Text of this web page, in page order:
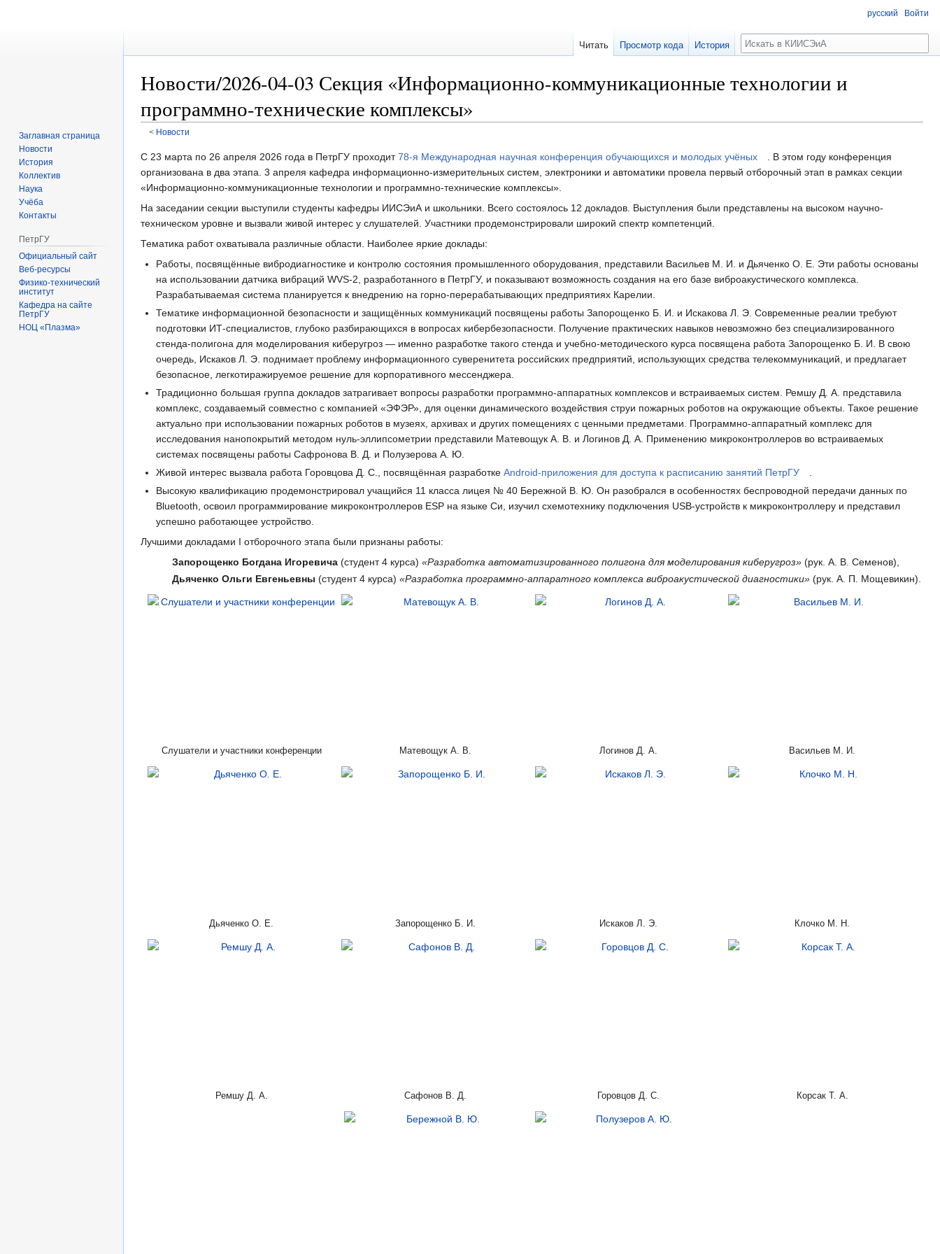
Новости/2026-04-03 Секция «Информационно-коммуникационные технологии и
программно-технические комплексы»
< Новости
Перейти
к
навигации
Перейти
к
поиску
С 23 марта по 26 апреля 2026 года в ПетрГУ проходит78-я Международная научная конференция обучающихся и молодых учёных
. В этом году конференция
организована в два этапа. 3 апреля кафедра информационно-измерительных систем, электроники и автоматики провела первый отборочный этап в рамках секции
«Информационно-коммуникационные технологии и программно-технические комплексы».
На заседании секции выступили студенты кафедры ИИСЭиА и школьники. Всего состоялось 12 докладов. Выступления были представлены на высоком научно-
техническом уровне и вызвали живой интерес у слушателей. Участники продемонстрировали широкий спектр компетенций.
Тематика работ охватывала различные области. Наиболее яркие доклады:
Работы, посвящённые вибродиагностике и контролю состояния промышленного оборудования, представили Васильев М. И. и Дьяченко О. Е. Эти работы основаны
на использовании датчика вибраций WVS-2, разработанного в ПетрГУ, и показывают возможность создания на его базе виброакустического комплекса.
Разрабатываемая система планируется к внедрению на горно-перерабатывающих предприятиях Карелии.
Тематике информационной безопасности и защищённых коммуникаций посвящены работы Запорощенко Б. И. и Искакова Л. Э. Современные реалии требуют
подготовки ИТ-специалистов, глубоко разбирающихся в вопросах кибербезопасности. Получение практических навыков невозможно без специализированного
стенда-полигона для моделирования киберугроз — именно разработке такого стенда и учебно-методического курса посвящена работа Запорощенко Б. И. В свою
очередь, Искаков Л. Э. поднимает проблему информационного суверенитета российских предприятий, использующих средства телекоммуникаций, и предлагает
безопасное, легкотиражируемое решение для корпоративного мессенджера.
Традиционно большая группа докладов затрагивает вопросы разработки программно-аппаратных комплексов и встраиваемых систем. Ремшу Д. А. представила
комплекс, создаваемый совместно с компанией «ЭФЭР», для оценки динамического воздействия струи пожарных роботов на окружающие объекты. Такое решение
актуально при использовании пожарных роботов в музеях, архивах и других помещениях с ценными предметами. Программно-аппаратный комплекс для
исследования нанопокрытий методом нуль-эллипсометрии представили Матевощук А. В. и Логинов Д. А. Применению микроконтроллеров во встраиваемых
системах посвящены работы Сафронова В. Д. и Полузерова А. Ю.
Живой интерес вызвала работа Горовцова Д. С., посвящённая разработкеAndroid-приложения для доступа к расписанию занятий ПетрГУ
.
Высокую квалификацию продемонстрировал учащийся 11 класса лицея № 40 Бережной В. Ю. Он разобрался в особенностях беспроводной передачи данных по
Bluetooth, освоил программирование микроконтроллеров ESP на языке Си, изучил схемотехнику подключения USB-устройств к микроконтроллеру и представил
успешно работающее устройство.
Лучшими докладами I отборочного этапа были признаны работы:
Запорощенко Богдана Игоревича(студент 4 курса) «Разработка автоматизированного полигона для моделирования киберугроз»(рук. А. В. Семенов),
Дьяченко Ольги Евгеньевны (студент 4 курса) «Разработка программно-аппаратного комплекса виброакустической диагностики»(рук. А. П. Мощевикин).
Слушатели и участники конференции Матевощук А. В. Логинов Д. А. Васильев М. И.
Дьяченко О. Е. Запорощенко Б. И. Искаков Л. Э. Клочко М. Н.
Ремшу Д. А. Сафонов В. Д. Горовцов Д. С. Корсак Т. А.
русский Войти
Читать Просмотр кода История
Заглавная страница
Новости
История
Коллектив
Наука
Учёба
Контакты
ПетрГУ
Официальный сайт
Веб-ресурсы
Физико-технический
институт
Кафедра на сайте
ПетрГУ
НОЦ «Плазма»